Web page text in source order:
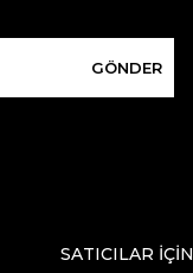
GÖNDER
SATICILAR İÇİN